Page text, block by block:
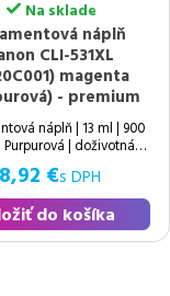
Na sklade
náplň
CLI-531XL
magenta
- premium
náplň | 13 ml | 900
Purpurová | doživotná
záruka
8,92 €s DPH
do košíka